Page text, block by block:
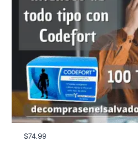
$74.99